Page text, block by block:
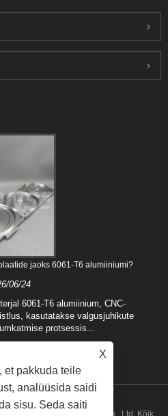
jaoks 6061-T6 alumiiniumi?
06/24
6061-T6 alumiinium, CNC-
kasutatakse valgusjuhikute
protsessis...
Mechanical Engineering Co., Ltd. Kõik
X
et pakkuda teile
analüüsida saidi
sisu. Seda saiti